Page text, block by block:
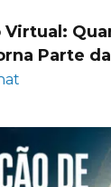
Virtual:
Parte